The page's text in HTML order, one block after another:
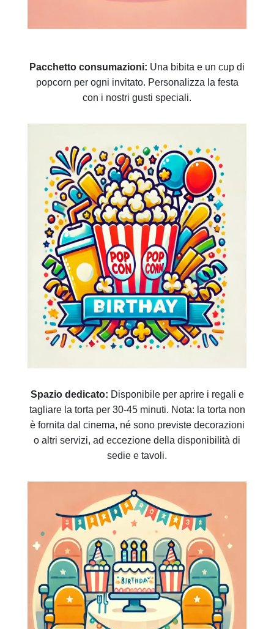
Pacchetto consumazioni: Una bibita e un cup di
popcorn per ogni invitato. Personalizza la festa
con i nostri gusti speciali.
Spazio dedicato: Disponibile per aprire i regali e
tagliare la torta per 30-45 minuti. Nota: la torta non
è fornita dal cinema, né sono previste decorazioni
o altri servizi, ad eccezione della disponibilità di
sedie e tavoli.